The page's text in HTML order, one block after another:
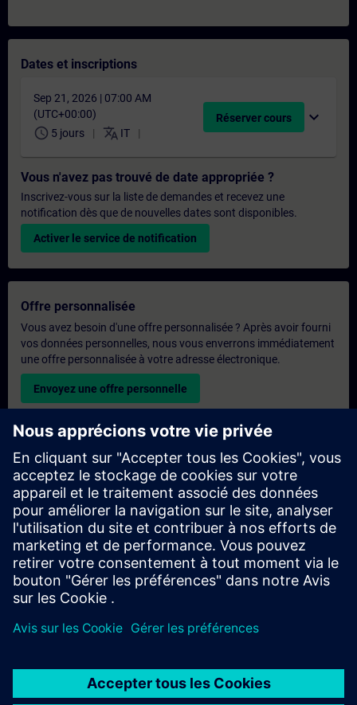
Dates et inscriptions
Sep 21, 2026 | 07:00 AM
(UTC+00:00)
schedule 5 jours translate IT
Réserver cours expand_more
Vous n'avez pas trouvé de date appropriée ?
Inscrivez-vous sur la liste de demandes et recevez une
notification dès que de nouvelles dates sont disponibles.
Activer le service de notification
Offre personnalisée
Vous avez besoin d'une offre personnalisée ? Après avoir fourni
vos données personnelles, nous vous enverrons immédiatement
une offre personnalisée à votre adresse électronique.
Envoyez une offre personnelle
Demande de formation exclusive
Veuillez remplir le formulaire ci-dessous si vous souhaitez
obtenir un devis pour une formation exclusive, que ce soit sur
site, en ligne ou dans notre centre de formation SITRAIN. Ce
type de demande convient aux groupes plus importants (6
personnes ou plus). Après avoir fourni vos coordonnées et vos
besoins en matière de formation, vous recevrez un devis de
notre part.
Demander un devis exclusif